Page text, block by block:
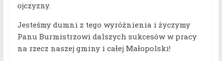
ojczyzny.
Jesteśmy dumni z tego wyróżnienia i życzymy
Panu Burmistrzowi dalszych sukcesów w pracy
na rzecz naszej gminy i całej Małopolski!